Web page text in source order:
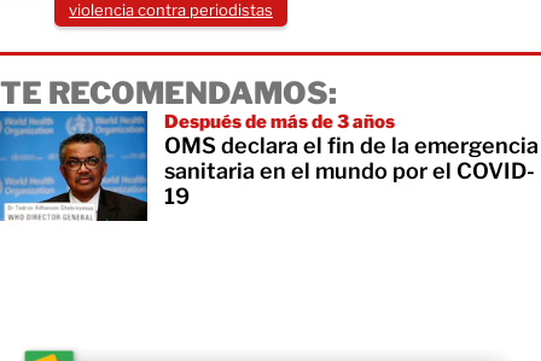
violencia contra periodistas
TE RECOMENDAMOS:
Después de más de 3 años
OMS declara el fin de la emergencia
sanitaria en el mundo por el COVID-
19